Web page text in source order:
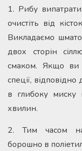
1. Рибу
очистіть від
Викладаємо
двох сторін
смаком. Якщо ви
спеції,
в глибоку миску
хвилин.
2. Тим часом
борошно в